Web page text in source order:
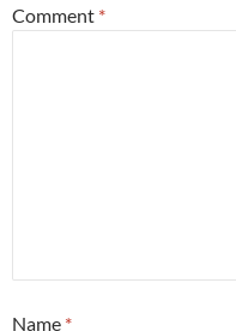
Comment *
Name *